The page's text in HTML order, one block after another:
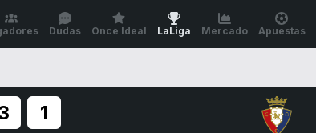
Dudas Once Ideal LaLiga Mercado Apuestas
1